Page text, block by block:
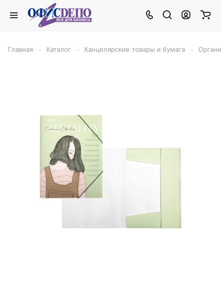
Главная Каталог Канцелярские товары и бумага